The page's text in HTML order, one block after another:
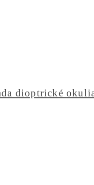
dioptrické